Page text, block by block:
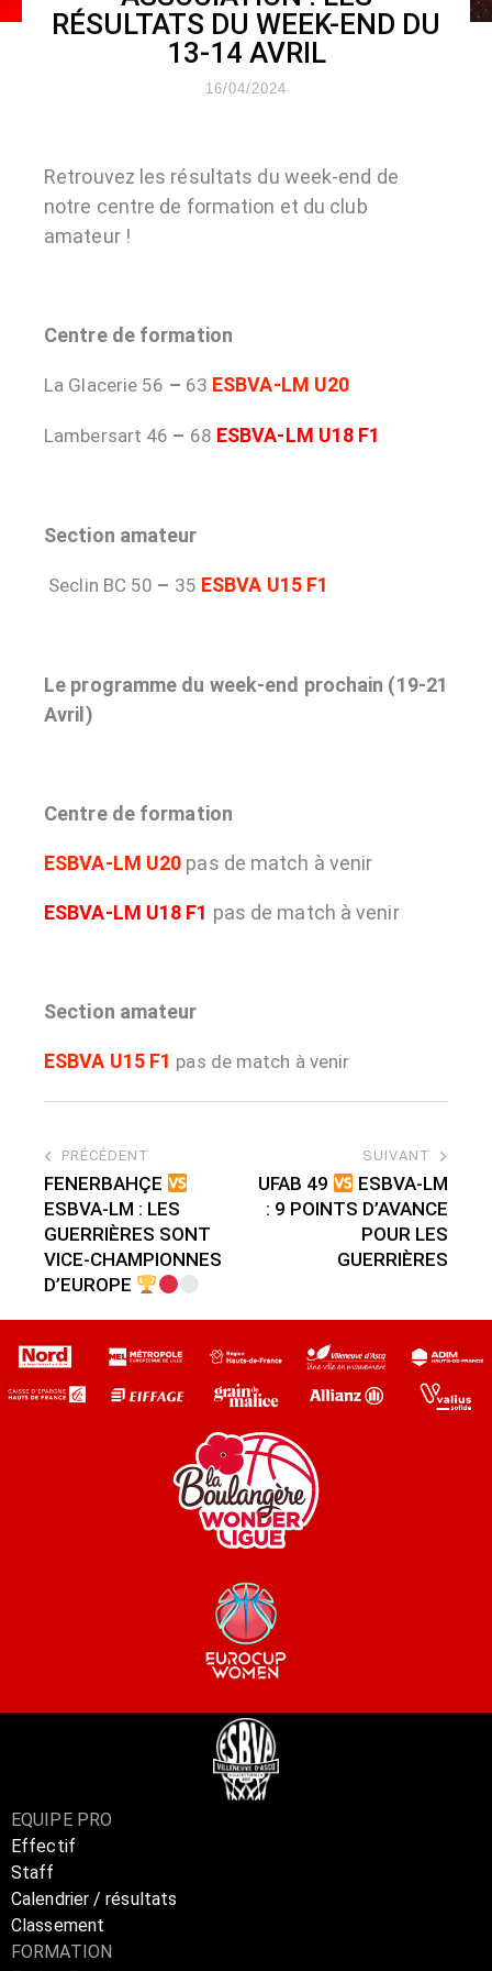
RÉSULTATS DU WEEK-END DU
13-14 AVRIL
16/04/2024
Retrouvez les résultats du week-end de
notre centre de formation et du club
amateur !
Centre de formation
La Glacerie 56 – 63 ESBVA-LM U20
Lambersart 46 – 68 ESBVA-LM U18 F1
Section amateur
Seclin BC 50 – 35 ESBVA U15 F1
Le programme du week-end prochain (19-21
Avril)
Centre de formation
ESBVA-LM U20 pas de match à venir
ESBVA-LM U18 F1 pas de match à venir
Section amateur
ESBVA U15 F1 pas de match à venir
PRÉCÉDENT
FENERBAHÇE
ESBVA-LM : LES
GUERRIÈRES SONT
VICE-CHAMPIONNES
D’EUROPE
SUIVANT
UFAB 49
ESBVA-LM
: 9 POINTS D’AVANCE
POUR LES
GUERRIÈRES
EQUIPE PRO
Effectif
Staff
Calendrier / résultats
Classement
FORMATION